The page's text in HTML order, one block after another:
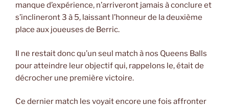
manque d’expérience, n’arriveront jamais à conclure et
s’inclineront 3 à 5, laissant l’honneur de la deuxième
place aux joueuses de Berric.
Il ne restait donc qu’un seul match à nos Queens Balls
pour atteindre leur objectif qui, rappelons le, était de
décrocher une première victoire.
Ce dernier match les voyait encore une fois affronter